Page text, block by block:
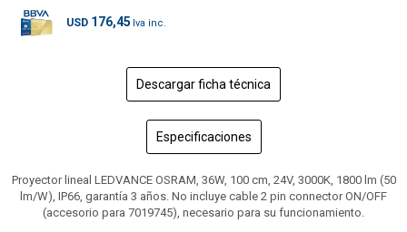
USD 176,45
Descargar ficha técnica
Especificaciones
Proyector lineal LEDVANCE OSRAM, 36W, 100 cm, 24V, 3000K, 1800 lm (50
lm/W), IP66, garantía 3 años. No incluye cable 2 pin connector ON/OFF
(accesorio para 7019745), necesario para su funcionamiento.